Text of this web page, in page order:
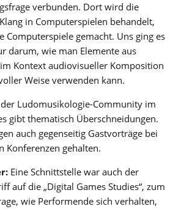
verbunden. Dort wird die
in Computerspielen behandelt,
Computerspiele gemacht. Uns ging es
darum, wie man Elemente aus
Kontext audiovisueller Komposition
Weise verwenden kann.
Ludomusikologie-Community im
gibt thematisch Überschneidungen.
auch gegenseitig Gastvorträge bei
Konferenzen gehalten.
Eine Schnittstelle war auch der
auf die „Digital Games Studies“, zum
wie Performende sich verhalten,